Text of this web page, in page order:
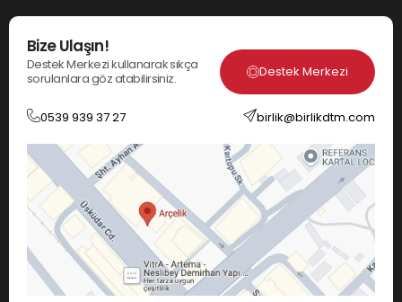
Bize Ulaşın!
Destek Merkezi kullanarak sıkça
sorulanlara göz atabilirsiniz.
Destek Merkezi
0539 939 37 27 birlik@birlikdtm.com